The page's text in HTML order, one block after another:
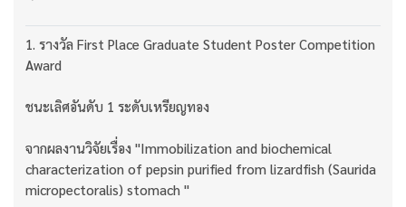
1. รางวัล First Place Graduate Student Poster Competition
Award
ชนะเลิศอันดับ 1 ระดับเหรียญทอง
จากผลงานวิจัยเรื่อง "Immobilization and biochemical
characterization of pepsin purified from lizardfish (Saurida
micropectoralis) stomach "